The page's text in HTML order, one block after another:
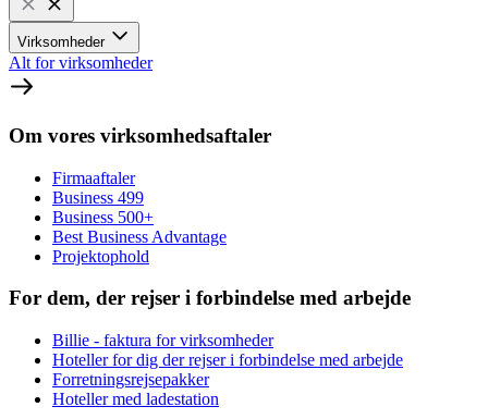
Virksomheder
Alt for virksomheder
Om vores virksomhedsaftaler
Firmaaftaler
Business 499
Business 500+
Best Business Advantage
Projektophold
For dem, der rejser i forbindelse med arbejde
Billie - faktura for virksomheder
Hoteller for dig der rejser i forbindelse med arbejde
Forretningsrejsepakker
Hoteller med ladestation